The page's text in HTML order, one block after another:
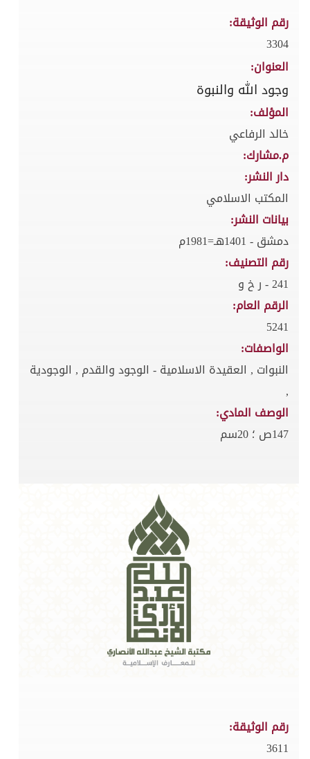
رقم الوثيقة:
3304
العنوان:
وجود الله والنبوة
المؤلف:
خالد الرفاعي
م.مشارك:
دار النشر:
المكتب الاسلامي
بيانات النشر:
دمشق - 1401هـ=1981م
رقم التصنيف:
241 - ر خ و
الرقم العام:
5241
الواصفات:
النبوات , العقيدة الاسلامية - الوجود والقدم , الوجودية
,
الوصف المادي:
147ص ؛ 20سم
رقم الوثيقة:
3611